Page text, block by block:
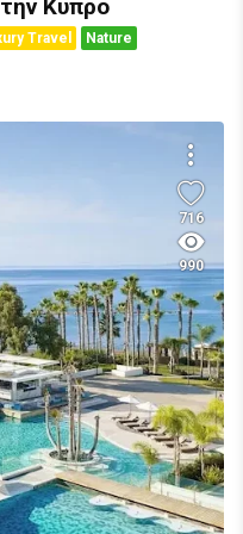
Κύπρο
Travel
Nature
716
990